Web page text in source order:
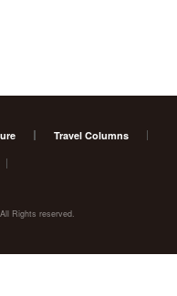
Travel Columns
Rights reserved.